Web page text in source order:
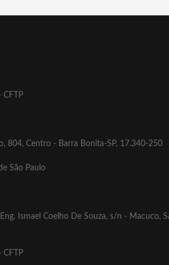
CFTP
804, Centro - Barra Bonita-SP, 17.340-250
São Paulo
Ismael Coelho De Souza, s/n - Macuco,
CFTP